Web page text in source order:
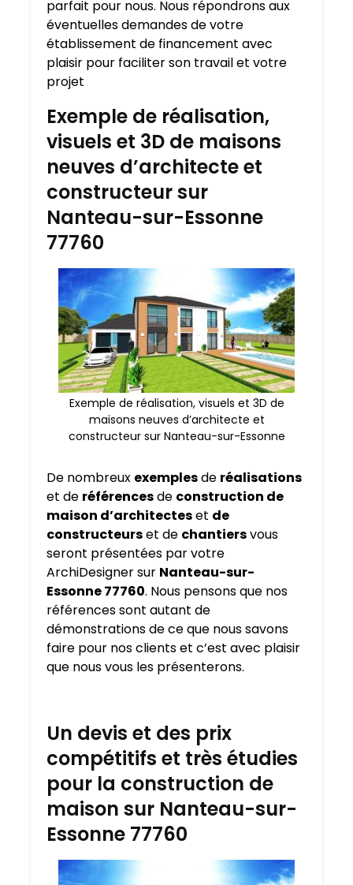
parfait pour nous. Nous répondrons aux
éventuelles demandes de votre
établissement de financement avec
plaisir pour faciliter son travail et votre
projet
Exemple de réalisation,
visuels et 3D de maisons
neuves d’architecte et
constructeur sur
Nanteau-sur-Essonne
77760
Exemple de réalisation, visuels et 3D de
maisons neuves d’architecte et
constructeur sur Nanteau-sur-Essonne
De nombreux exemplesde réalisations
et de référencesde construction de
maison d’architecteset de
constructeurset de chantiersvous
seront présentées par votre
ArchiDesigner sur Nanteau-sur-
Essonne 77760. Nous pensons que nos
références sont autant de
démonstrations de ce que nous savons
faire pour nos clients et c’est avec plaisir
que nous vous les présenterons.
Un devis et des prix
compétitifs et très étudies
pour la construction de
maison sur Nanteau-sur-
Essonne 77760